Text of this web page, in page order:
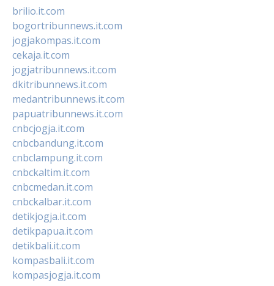
brilio.it.com
bogortribunnews.it.com
jogjakompas.it.com
cekaja.it.com
jogjatribunnews.it.com
dkitribunnews.it.com
medantribunnews.it.com
papuatribunnews.it.com
cnbcjogja.it.com
cnbcbandung.it.com
cnbclampung.it.com
cnbckaltim.it.com
cnbcmedan.it.com
cnbckalbar.it.com
detikjogja.it.com
detikpapua.it.com
detikbali.it.com
kompasbali.it.com
kompasjogja.it.com